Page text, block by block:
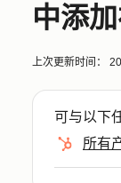
中添
上次更新时间：
可与以下
所有